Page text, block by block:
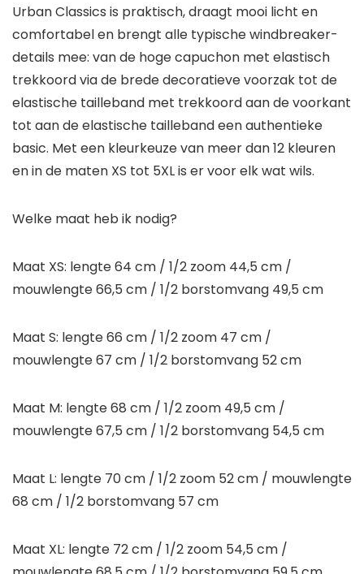
Urban Classics is praktisch, draagt mooi licht en
comfortabel en brengt alle typische windbreaker-
details mee: van de hoge capuchon met elastisch
trekkoord via de brede decoratieve voorzak tot de
elastische tailleband met trekkoord aan de voorkant
tot aan de elastische tailleband een authentieke
basic. Met een kleurkeuze van meer dan 12 kleuren
en in de maten XS tot 5XL is er voor elk wat wils.
Welke maat heb ik nodig?
Maat XS: lengte 64 cm / 1/2 zoom 44,5 cm /
mouwlengte 66,5 cm / 1/2 borstomvang 49,5 cm
Maat S: lengte 66 cm / 1/2 zoom 47 cm /
mouwlengte 67 cm / 1/2 borstomvang 52 cm
Maat M: lengte 68 cm / 1/2 zoom 49,5 cm /
mouwlengte 67,5 cm / 1/2 borstomvang 54,5 cm
Maat L: lengte 70 cm / 1/2 zoom 52 cm / mouwlengte
68 cm / 1/2 borstomvang 57 cm
Maat XL: lengte 72 cm / 1/2 zoom 54,5 cm /